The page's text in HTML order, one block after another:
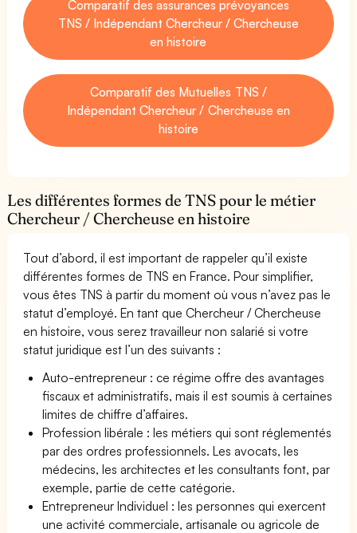
Comparatif des assurances prévoyances
TNS / Indépendant Chercheur / Chercheuse
en histoire
Comparatif des Mutuelles TNS /
Indépendant Chercheur / Chercheuse en
histoire
Les différentes formes de TNS pour le métier
Chercheur / Chercheuse en histoire
Tout d’abord, il est important de rappeler qu’il existe
différentes formes de TNS en France. Pour simplifier,
vous êtes TNS à partir du moment où vous n’avez pas le
statut d’employé. En tant que Chercheur / Chercheuse
en histoire, vous serez travailleur non salarié si votre
statut juridique est l’un des suivants :
Auto-entrepreneur : ce régime offre des avantages
fiscaux et administratifs, mais il est soumis à certaines
limites de chiffre d’affaires.
Profession libérale : les métiers qui sont réglementés
par des ordres professionnels. Les avocats, les
médecins, les architectes et les consultants font, par
exemple, partie de cette catégorie.
Entrepreneur Individuel : les personnes qui exercent
une activité commerciale, artisanale ou agricole de